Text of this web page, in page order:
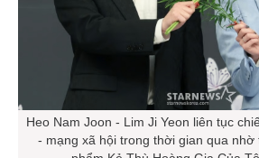
Heo Nam Joon - Lim Ji Yeon liên tục
- mạng xã hội trong thời gian qua